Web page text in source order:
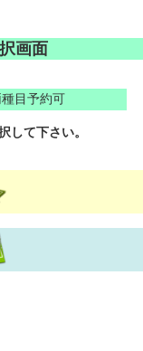
画面
種目予約可
して下さい。